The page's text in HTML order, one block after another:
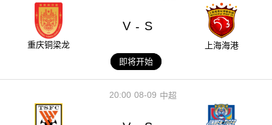
重庆铜梁龙
V - S
上海海港
即将开始
08-09
20:00 中超